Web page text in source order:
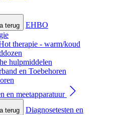
terug
EHBO
therapie - warm/koud
hulpmiddelen
en Toebehoren
en meetapparatuur
terug
Diagnosetesten en